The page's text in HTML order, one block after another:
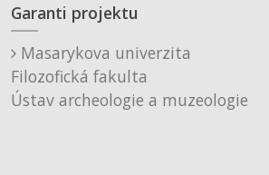
Garanti projektu
Masarykova univerzita
Filozofická fakulta
Ústav archeologie a muzeologie